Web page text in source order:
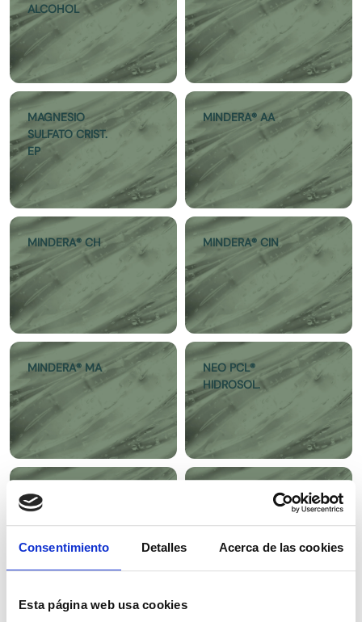
Consentimiento Detalles Acerca de las cookies
Esta página web usa cookies
ALCOHOL
MAGNESIO
SULFATO CRIST.
EP
MINDERA® AA
MINDERA® CH MINDERA® CIN
MINDERA® MA
NEO PCL®
HIDROSOL.
POLYSORBATE 20
ESC
POLYSORBATE 80